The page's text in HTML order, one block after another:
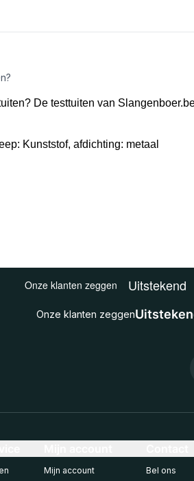
De testtuiten van
Kunststof, afdichting: metaal
Onze klanten zeggen
Mijn account Bel ons